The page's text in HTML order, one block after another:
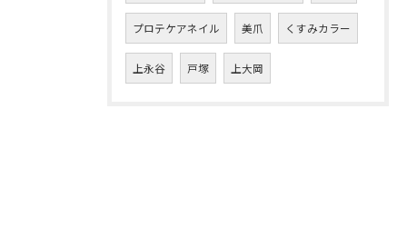
プロテケアネイル 美爪 くすみカラー
上永谷 戸塚 上大岡